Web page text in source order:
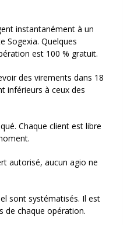
instantanément à un
Sogexia. Quelques
est 100 % gratuit.
des virements dans 18
inférieurs à ceux des
Chaque client est libre
autorisé, aucun agio ne
sont systématisés. Il est
de chaque opération.